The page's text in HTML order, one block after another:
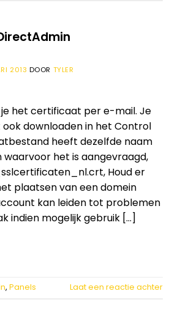
2013 DOOR TYLER
het certificaat per e-mail. Je
downloaden in het Control
heeft dezelfde naam
waarvoor het is aangevraagd,
Houd er
plaatsen van een domein
kan leiden tot problemen
indien mogelijk gebruik […]
, Panels Laat een reactie achter